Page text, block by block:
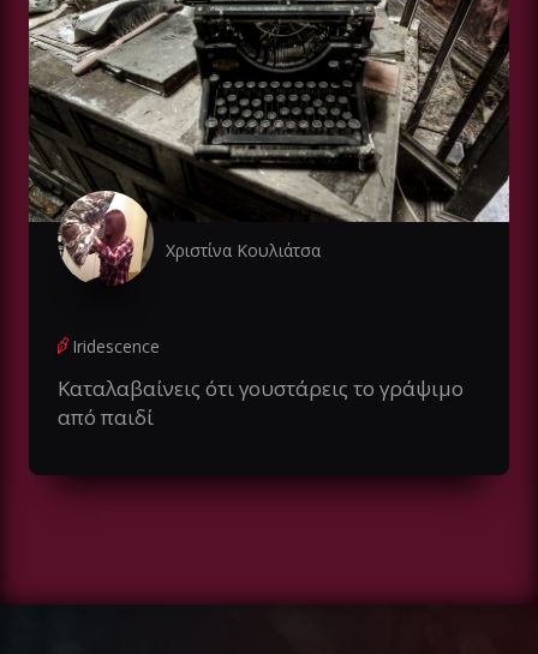
Χριστίνα Κουλιάτσα
Iridescence
Καταλαβαίνεις ότι γουστάρεις το γράψιμο
από παιδί